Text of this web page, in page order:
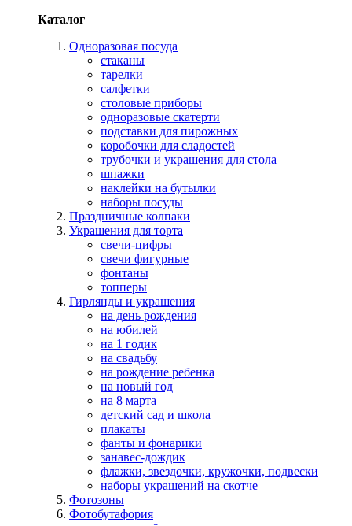
Каталог
Одноразовая посуда
стаканы
тарелки
салфетки
столовые приборы
одноразовые скатерти
подставки для пирожных
коробочки для сладостей
трубочки и украшения для стола
шпажки
наклейки на бутылки
наборы посуды
Праздничные колпаки
Украшения для торта
свечи-цифры
свечи фигурные
фонтаны
топперы
Гирлянды и украшения
на день рождения
на юбилей
на 1 годик
на свадьбу
на рождение ребенка
на новый год
на 8 марта
детский сад и школа
плакаты
фанты и фонарики
занавес-дождик
флажки, звездочки, кружочки, подвески
наборы украшений на скотче
Фотозоны
Фотобутафория